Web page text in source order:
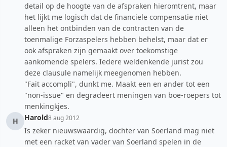
detail op de hoogte van de afspraken hieromtrent, maar
het lijkt me logisch dat de financiele compensatie niet
alleen het ontbinden van de contracten van de
toenmalige Forzaspelers hebben behelst, maar dat er
ook afspraken zijn gemaakt over toekomstige
aankomende spelers. Iedere weldenkende jurist zou
deze clausule namelijk meegenomen hebben.
"Fait accompli", dunkt me. Maakt een en ander tot een
"non-issue" en degradeert meningen van boe-roepers tot
menkingkjes.
H
Harold8 aug 2012
Is zeker nieuwswaardig, dochter van Soerland mag niet
met een racket van vader van Soerland spelen in de